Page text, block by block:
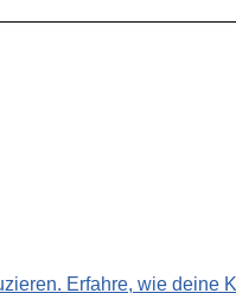
Erfahre, wie deine